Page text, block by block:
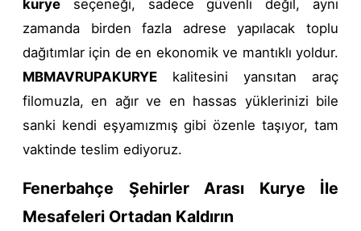
kurye seçeneği, sadece güvenli değil, aynı
zamanda birden fazla adrese yapılacak toplu
dağıtımlar için de en ekonomik ve mantıklı yoldur.
MBMAVRUPAKURYE kalitesini yansıtan araç
filomuzla, en ağır ve en hassas yüklerinizi bile
sanki kendi eşyamızmış gibi özenle taşıyor, tam
vaktinde teslim ediyoruz.
Fenerbahçe Şehirler Arası Kurye İle
Mesafeleri Ortadan Kaldırın